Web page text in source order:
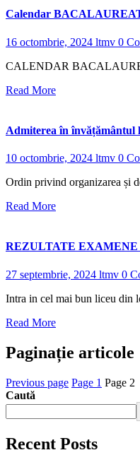
Calendar
16 octombrie, 2024 ltmv 0
CALENDAR
Read More
Admiterea în învățământul
10 octombrie, 2024 ltmv 0
Ordin privind organizarea și
Read More
REZULTATE
27 septembrie, 2024 ltmv 0
Intra in cel mai bun liceu din
Read More
Paginație articole
Previous page Page 1 Page 2
Caută
Recent Posts